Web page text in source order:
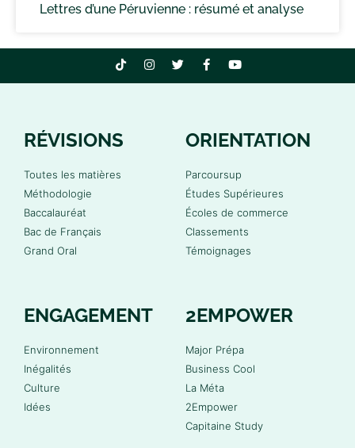
Lettres d’une Péruvienne : résumé et analyse
RÉVISIONS
Toutes les matières
Méthodologie
Baccalauréat
Bac de Français
Grand Oral
ORIENTATION
Parcoursup
Études Supérieures
Écoles de commerce
Classements
Témoignages
ENGAGEMENT
Environnement
Inégalités
Culture
Idées
2EMPOWER
Major Prépa
Business Cool
La Méta
2Empower
Capitaine Study